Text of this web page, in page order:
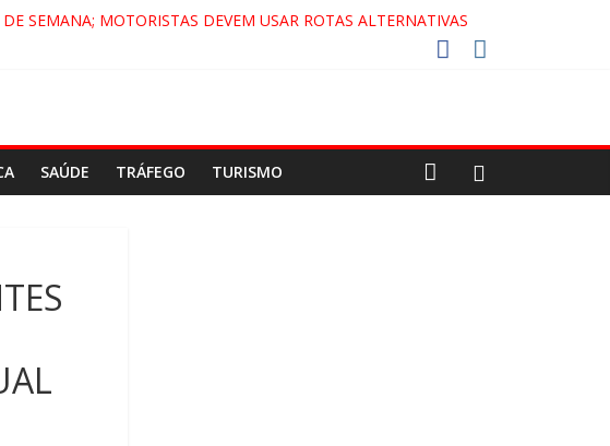
SEMANA; MOTORISTAS DEVEM USAR ROTAS ALTERNATIVAS
SAÚDE TRÁFEGO TURISMO